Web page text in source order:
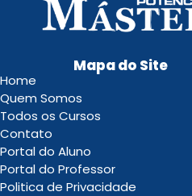
Mapa do Site
Home
Quem Somos
Todos os Cursos
Contato
Portal do Aluno
Portal do Professor
Politica de Privacidade